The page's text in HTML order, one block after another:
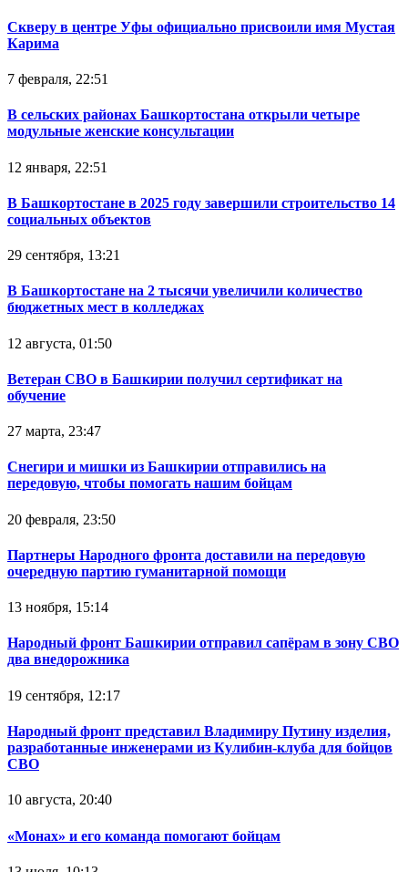
Скверу в центре Уфы официально присвоили имя Мустая
Карима
7 февраля, 22:51
В сельских районах Башкортостана открыли четыре
модульные женские консультации
12 января, 22:51
В Башкортостане в 2025 году завершили строительство 14
социальных объектов
29 сентября, 13:21
В Башкортостане на 2 тысячи увеличили количество
бюджетных мест в колледжах
12 августа, 01:50
Ветеран СВО в Башкирии получил сертификат на
обучение
27 марта, 23:47
Снегири и мишки из Башкирии отправились на
передовую, чтобы помогать нашим бойцам
20 февраля, 23:50
Партнеры Народного фронта доставили на передовую
очередную партию гуманитарной помощи
13 ноября, 15:14
Народный фронт Башкирии отправил сапёрам в зону СВО
два внедорожника
19 сентября, 12:17
Народный фронт представил Владимиру Путину изделия,
разработанные инженерами из Кулибин-клуба для бойцов
СВО
10 августа, 20:40
«Монах» и его команда помогают бойцам